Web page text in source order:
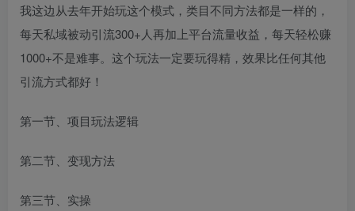
我这边从去年开始玩这个模式，类目不同方法都是一样的，
每天私域被动引流300+人再加上平台流量收益，每天轻松赚
1000+不是难事。这个玩法一定要玩得精，效果比任何其他
引流方式都好！
第一节、项目玩法逻辑
第二节、变现方法
第三节、实操